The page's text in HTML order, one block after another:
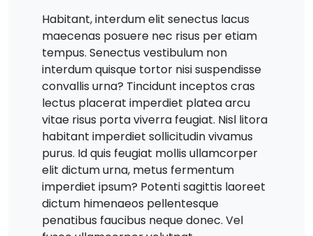
Habitant, interdum elit senectus lacus
maecenas posuere nec risus per etiam
tempus. Senectus vestibulum non
interdum quisque tortor nisi suspendisse
convallis urna? Tincidunt inceptos cras
lectus placerat imperdiet platea arcu
vitae risus porta viverra feugiat. Nisl litora
habitant imperdiet sollicitudin vivamus
purus. Id quis feugiat mollis ullamcorper
elit dictum urna, metus fermentum
imperdiet ipsum? Potenti sagittis laoreet
dictum himenaeos pellentesque
penatibus faucibus neque donec. Vel